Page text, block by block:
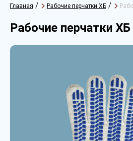
Главная / Рабочие перчатки ХБ /
Рабочие перчатки ХБ